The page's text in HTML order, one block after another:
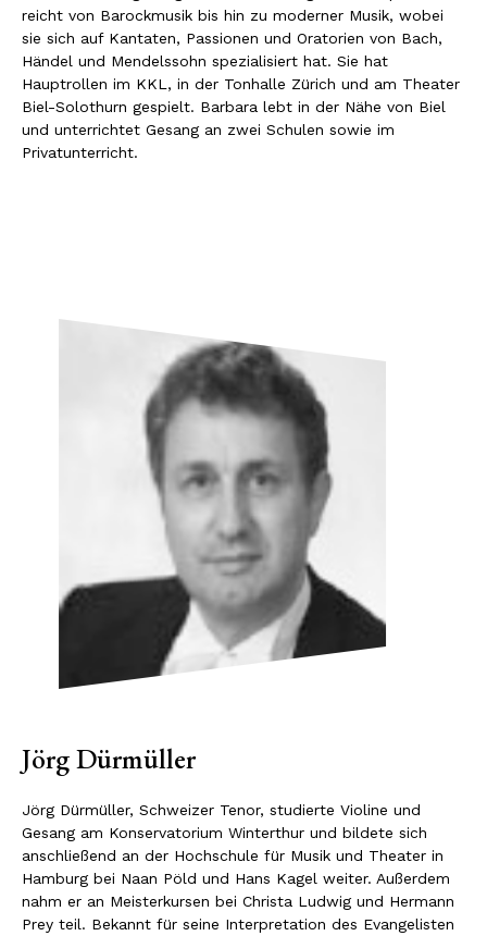
reicht von Barockmusik bis hin zu moderner Musik, wobei
sie sich auf Kantaten, Passionen und Oratorien von Bach,
Händel und Mendelssohn spezialisiert hat. Sie hat
Hauptrollen im KKL, in der Tonhalle Zürich und am Theater
Biel-Solothurn gespielt. Barbara lebt in der Nähe von Biel
und unterrichtet Gesang an zwei Schulen sowie im
Privatunterricht.
Jörg Dürmüller
Jörg Dürmüller, Schweizer Tenor, studierte Violine und
Gesang am Konservatorium Winterthur und bildete sich
anschließend an der Hochschule für Musik und Theater in
Hamburg bei Naan Pöld und Hans Kagel weiter. Außerdem
nahm er an Meisterkursen bei Christa Ludwig und Hermann
Prey teil. Bekannt für seine Interpretation des Evangelisten